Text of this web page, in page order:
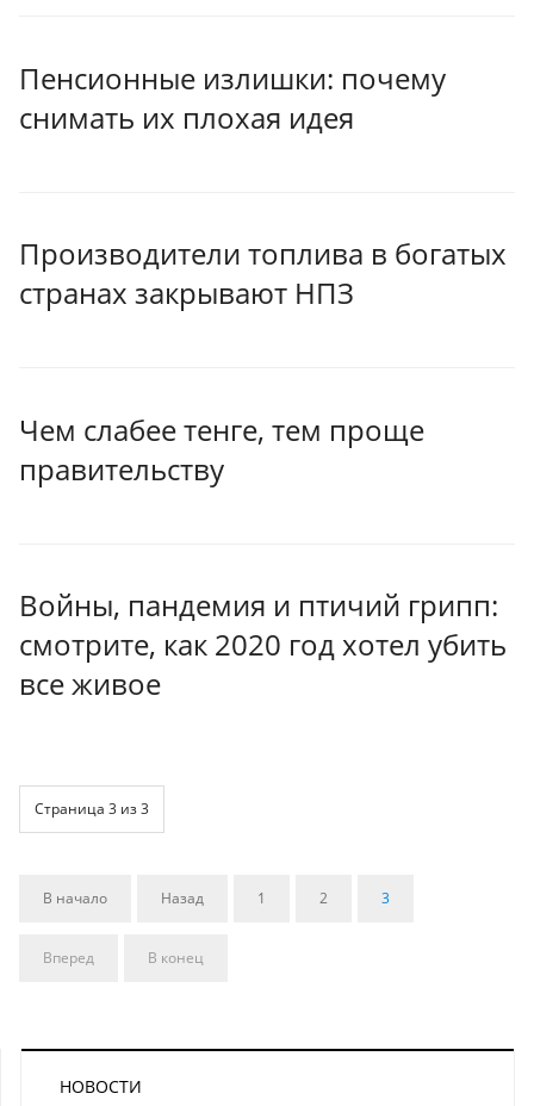
Пенсионные излишки: почему
снимать их плохая идея
Производители топлива в богатых
странах закрывают НПЗ
Чем слабее тенге, тем проще
правительству
Войны, пандемия и птичий грипп:
смотрите, как 2020 год хотел убить
все живое
Страница 3 из 3
В начало Назад 1 2 3
Вперед В конец
НОВОСТИ